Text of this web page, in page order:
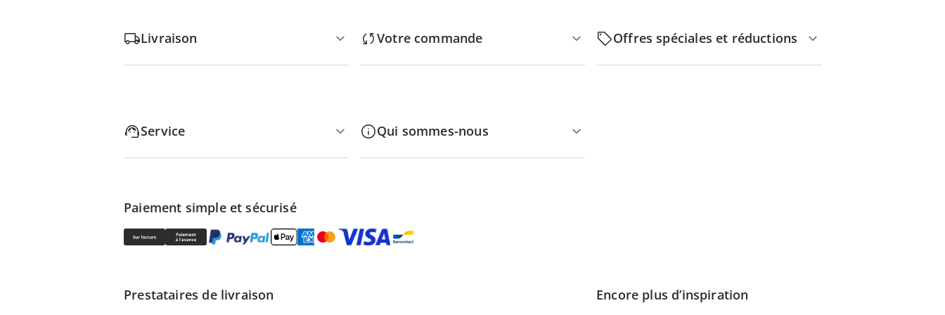
Livraison Votre commande Offres spéciales et réductions
Service Qui sommes-nous
Paiement simple et sécurisé
Prestataires de livraison Encore plus d’inspiration